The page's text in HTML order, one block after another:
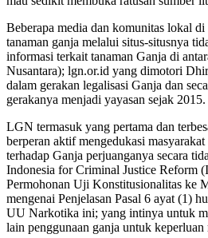
Beberapa media dan komunitas lokal
tanaman ganja melalui situs-situsnya
informasi terkait tanaman Ganja di
Nusantara); lgn.or.id yang dimotori
dalam gerakan legalisasi Ganja dan
gerakanya menjadi yayasan sejak 2015.
LGN termasuk yang pertama dan
berperan aktif mengedukasi
terhadap Ganja perjuanganya secara
Indonesia for Criminal Justice Reform
Permohonan Uji Konstitusionalitas ke
mengenai Penjelasan Pasal 6 ayat (1)
UU Narkotika ini; yang intinya untuk
lain penggunaan ganja untuk